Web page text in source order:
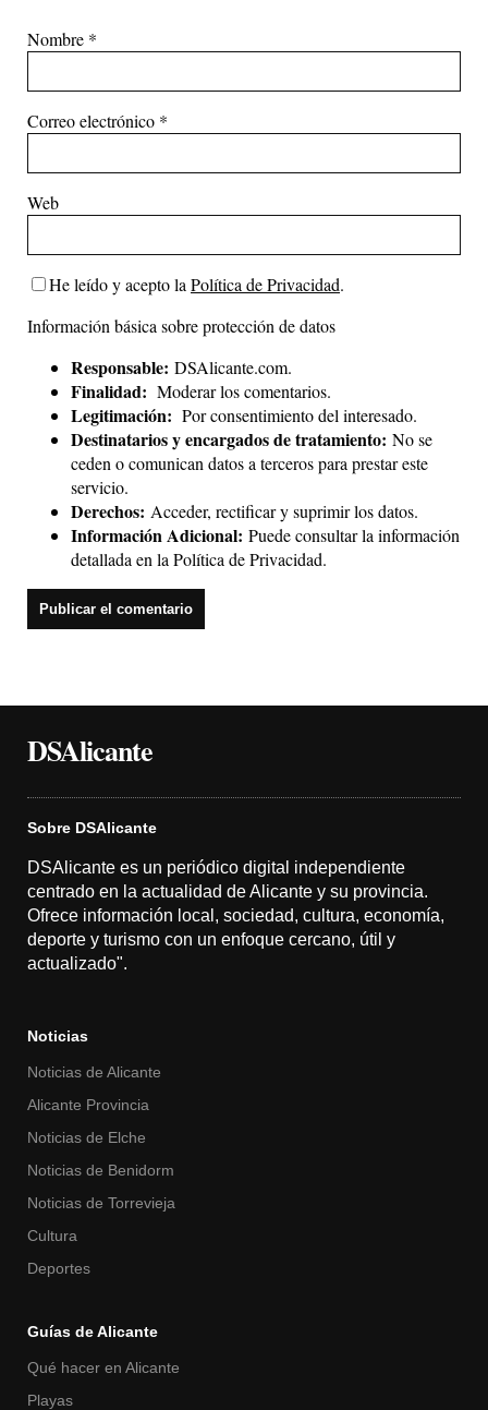
Nombre *
Correo electrónico *
Web
He leído y acepto la Política de Privacidad.
Información básica sobre protección de datos
Responsable: DSAlicante.com.
Finalidad: Moderar los comentarios.
Legitimación: Por consentimiento del interesado.
Destinatarios y encargados de tratamiento: No se
ceden o comunican datos a terceros para prestar este
servicio.
Derechos: Acceder, rectificar y suprimir los datos.
Información Adicional: Puede consultar la información
detallada en la Política de Privacidad.
DSAlicante
Sobre DSAlicante
DSAlicante es un periódico digital independiente
centrado en la actualidad de Alicante y su provincia.
Ofrece información local, sociedad, cultura, economía,
deporte y turismo con un enfoque cercano, útil y
actualizado".
Noticias
Noticias de Alicante
Alicante Provincia
Noticias de Elche
Noticias de Benidorm
Noticias de Torrevieja
Cultura
Deportes
Guías de Alicante
Qué hacer en Alicante
Playas